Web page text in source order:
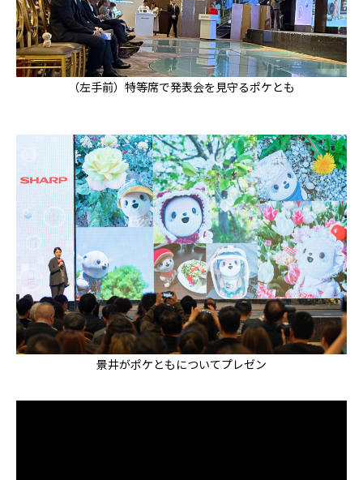
（左手前）特等席で発表会を見守るポケとも
景井がポケともについてプレゼン